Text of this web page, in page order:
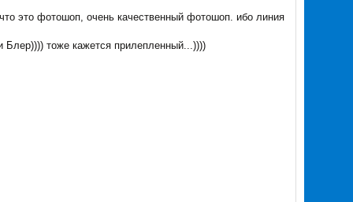
это фотошоп, очень качественный фотошоп. ибо линия
Блер)))) тоже кажется прилепленный...))))